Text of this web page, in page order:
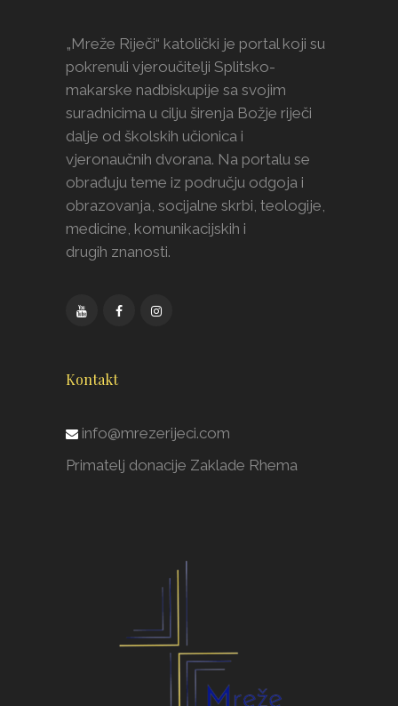
„Mreže Riječi“ katolički je portal koji su
pokrenuli vjeroučitelji Splitsko-
makarske nadbiskupije sa svojim
suradnicima u cilju širenja Božje riječi
dalje od školskih učionica i
vjeronaučnih dvorana. Na portalu se
obrađuju teme iz području odgoja i
obrazovanja, socijalne skrbi, teologije,
medicine, komunikacijskih i
drugih znanosti.
Kontakt
info@mrezerijeci.com
Primatelj donacije Zaklade Rhema